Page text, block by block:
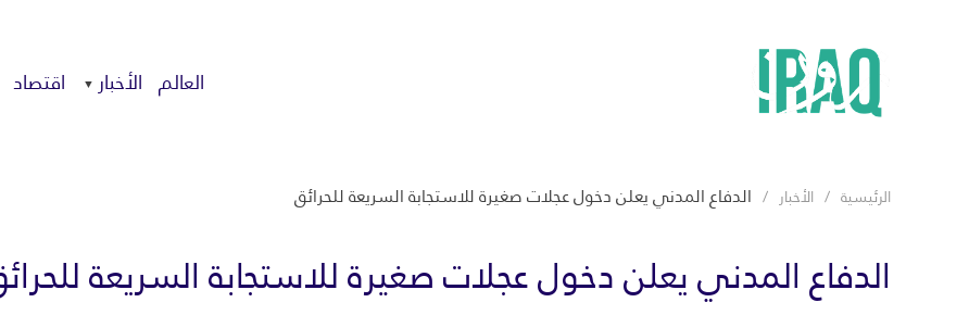
العالم الأخبار اقتصاد
الرئيسية الأخبار الدفاع المدني يعلن دخول عجلات صغيرة للاستجابة السريعة للحرائق
الدفاع المدني يعلن دخول عجلات صغيرة للاستجابة السريعة